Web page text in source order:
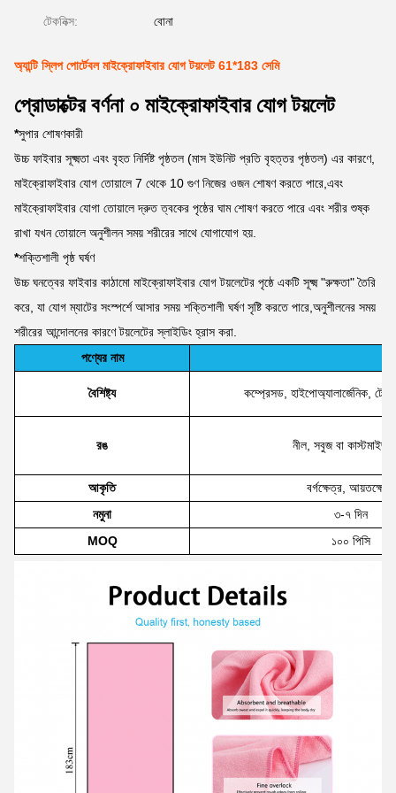
টেকনিক্স: বোনা
অ্যান্টি স্লিপ পোর্টেবল মাইক্রোফাইবার যোগ টয়লেট 61*183 সেমি
প্রোডাক্টের বর্ণনা ০ মাইক্রোফাইবার যোগ টয়লেট
*সুপার শোষণকারী
উচ্চ ফাইবার সূক্ষ্মতা এবং বৃহত নির্দিষ্ট পৃষ্ঠতল (মাস ইউনিট প্রতি বৃহত্তর পৃষ্ঠতল) এর কারণে,
মাইক্রোফাইবার যোগ তোয়ালে 7 থেকে 10 গুণ নিজের ওজন শোষণ করতে পারে,এবং
মাইক্রোফাইবার যোগা তোয়ালে দ্রুত ত্বকের পৃষ্ঠের ঘাম শোষণ করতে পারে এবং শরীর শুষ্ক
রাখা যখন তোয়ালে অনুশীলন সময় শরীরের সাথে যোগাযোগ হয়.
*শক্তিশালী পৃষ্ঠ ঘর্ষণ
উচ্চ ঘনত্বের ফাইবার কাঠামো মাইক্রোফাইবার যোগ টয়লেটের পৃষ্ঠে একটি সূক্ষ্ম "রুক্ষতা" তৈরি
করে, যা যোগ ম্যাটের সংস্পর্শে আসার সময় শক্তিশালী ঘর্ষণ সৃষ্টি করতে পারে,অনুশীলনের সময়
শরীরের আন্দোলনের কারণে টয়লেটের স্লাইডিং হ্রাস করা.
পণ্যের নাম
বৈশিষ্ট্য কম্প্রেসড, হাইপোঅ্যালার্জেনিক,
রঙ নীল, সবুজ বা
আকৃতি
বর্গক্ষেত্র, আয়তক্ষেত্র
নমুনা
৩-৭ দিন
MOQ
১০০ পিসি